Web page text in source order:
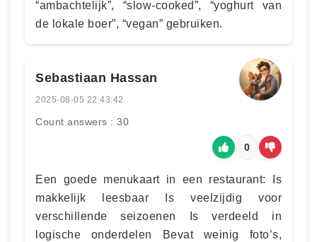
“ambachtelijk”, “slow-cooked”, “yoghurt van
de lokale boer”, “vegan” gebruiken.
Sebastiaan Hassan
2025-08-05 22:43:42
Count answers : 30
0
Een goede menukaart in een restaurant: Is
makkelijk leesbaar Is veelzijdig voor
verschillende seizoenen Is verdeeld in
logische onderdelen Bevat weinig foto’s,